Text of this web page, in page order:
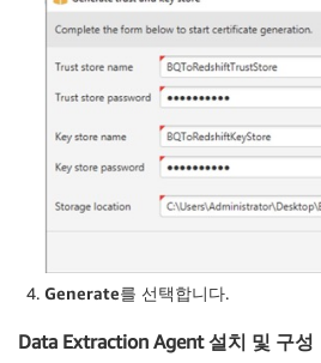
Generate를 선택합니다.
Data Extraction Agent 설치 및 구성